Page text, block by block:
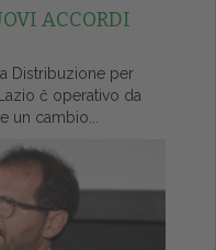
ACCORDI
Distribuzione per
č operativo da
un cambio...